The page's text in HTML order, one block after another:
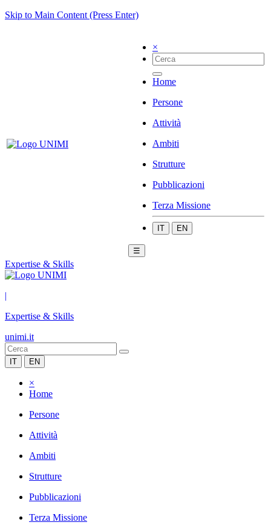
Skip to Main Content (Press Enter)
×
Home
Persone
Attività
Ambiti
Strutture
Pubblicazioni
Terza Missione
IT EN
☰
Expertise & Skills
|
Expertise & Skills
unimi.it
IT EN
×
Home
Persone
Attività
Ambiti
Strutture
Pubblicazioni
Terza Missione